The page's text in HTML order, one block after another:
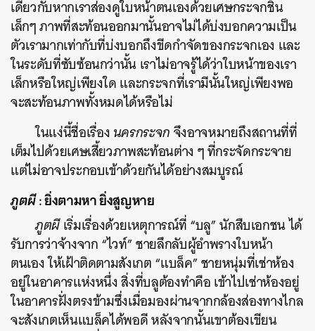
เดียวกับหากเราส่องดูใบหน้าตนเองด้วยเศษกระจกชิ้น
เล็กๆ ภาพที่สะท้อนออกมานั้นอาจไม่ได้บ่งบอกความเป็น
ตัวเรามากเท่ากับที่บ่งบอกถึงขีดกำจัดของกระจกเอง และ
ในระดับที่ซับซ้อนกว่านั้น เราไม่อาจรู้ได้ว่าใบหน้าของเรา
เล็กหรือใหญ่เพียงใด และกระจกที่เรามีนั้นใหญ่เพียงพอ
จะสะท้อนภาพทั้งหมดได้หรือไม่
ในแง่นี้ชื่อเรื่องนครกระจกจึงอาจหมายถึงสถานที่ที่
เต็มไปด้วยเศษเสี้ยวภาพสะท้อนต่าง ๆ ที่กระจัดกระจาย
แต่ไม่อาจประกอบเข้าด้วยกันได้อย่างสมบูรณ์
ภูตผี: ยิ่งตามหา ยิ่งสูญหาย
ภูตผีเริ่มเรื่องด้วยเหตุการณ์ที่ “บลู” นักสืบเอกชน ได้
รับการว่าจ้างจาก “ไวท์” ชายลึกลับผู้อำพรางใบหน้า
ตนเอง ให้เฝ้าติดตามสังเกต “แบล็ค” ชายหนุ่มที่เช่าห้อง
อยู่ในอาคารแห่งหนึ่ง สิ่งที่บลูต้องทำคือ เข้าไปเช่าห้องอยู่
ในอาคารฝั่งตรงข้ามซึ่งเมื่อมองผ่านจากกล้องส่องทางไกล
จะสังเกตเห็นแบล็คได้พอดี หลังจากนั้นเขาต้องเขียน